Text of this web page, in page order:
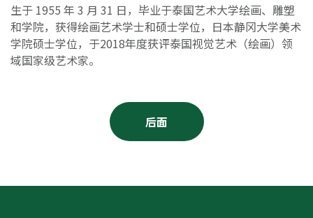
生于 1955 年 3 月 31 日，毕业于泰国艺术大学绘画、雕塑
和学院，获得绘画艺术学士和硕士学位，日本静冈大学美术
学院硕士学位，于2018年度获评泰国视觉艺术（绘画）领
域国家级艺术家。
后面